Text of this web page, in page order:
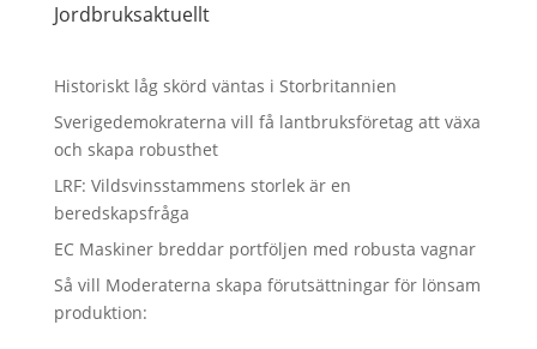
Jordbruksaktuellt
Historiskt låg skörd väntas i Storbritannien
Sverigedemokraterna vill få lantbruksföretag att växa
och skapa robusthet
LRF: Vildsvinsstammens storlek är en
beredskapsfråga
EC Maskiner breddar portföljen med robusta vagnar
Så vill Moderaterna skapa förutsättningar för lönsam
produktion: